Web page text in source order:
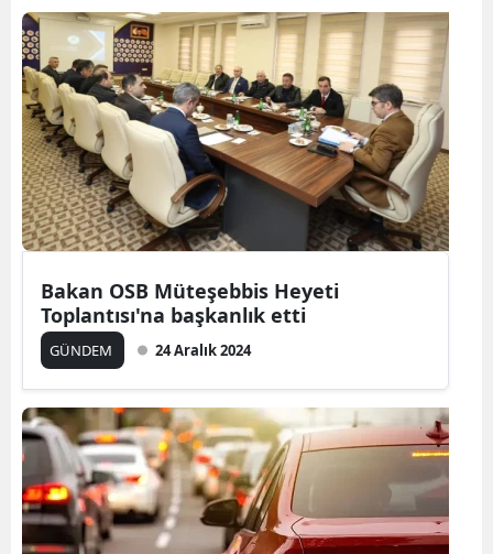
Bakan OSB Müteşebbis Heyeti
Toplantısı'na başkanlık etti
GÜNDEM 24 Aralık 2024